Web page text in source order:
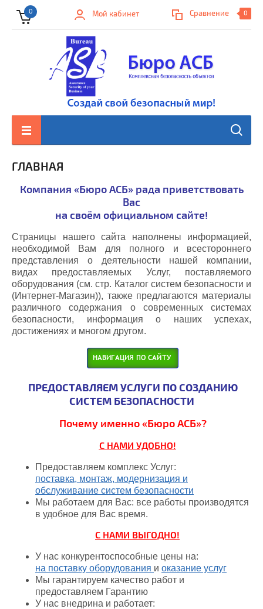
0 Мой кабинет Сравнение 0
ГЛАВНАЯ
Компания «Бюро АСБ» рада приветствовать
Вас
на своём официальном сайте!
Страницы нашего сайта наполнены информацией,
необходимой Вам для полного и всестороннего
представления о деятельности нашей компании,
видах предоставляемых Услуг, поставляемого
оборудования (см. стр. Каталог систем безопасности и
(Интернет-Магазин)), также предлагаются материалы
различного содержания о современных системах
безопасности, информация о наших успехах,
достижениях и многом другом.
ПРЕДОСТАВЛЯЕМ УСЛУГИ ПО СОЗДАНИЮ
СИСТЕМ БЕЗОПАСНОСТИ
Почему именно «Бюро АСБ»?
С НАМИ УДОБНО!
Предоставляем комплекс Услуг:
поставка, монтаж, модернизация и
обслуживание систем безопасности
Мы работаем для Вас: все работы производятся
в удобное для Вас время.
С НАМИ ВЫГОДНО!
У нас конкурентоспособные цены на:
на поставку оборудования и оказание услуг
Мы гарантируем качество работ и
предоставляем Гарантию
У нас внедрина и работает: